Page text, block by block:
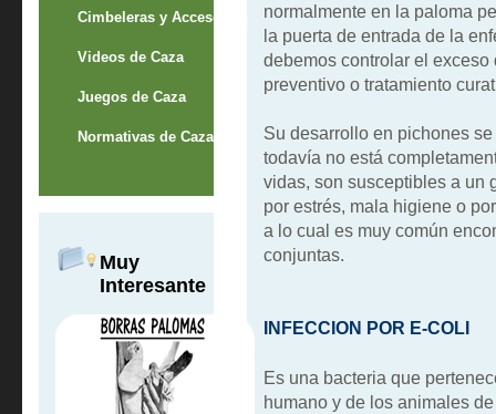
Cimbeleras y Accesorios
Videos de Caza
Juegos de Caza
Normativas de Caza
Muy
Interesante
normalmente en la paloma
la puerta de entrada de la
debemos controlar el
preventivo o tratamiento
Su desarrollo en pichones
todavía no está
vidas, son susceptibles a un
por estrés, mala higiene o
a lo cual es muy común
conjuntas.
INFECCION POR E-COLI
Es una bacteria que
humano y de los animales